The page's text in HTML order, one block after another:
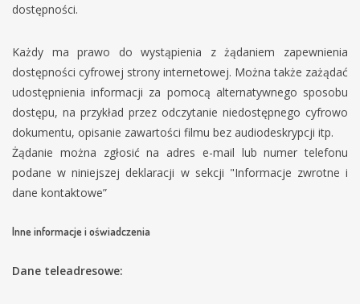
dostępności.
Każdy ma prawo do wystąpienia z żądaniem zapewnienia
dostępności cyfrowej strony internetowej. Można także zażądać
udostępnienia informacji za pomocą alternatywnego sposobu
dostępu, na przykład przez odczytanie niedostępnego cyfrowo
dokumentu, opisanie zawartości filmu bez audiodeskrypcji itp.
Żądanie można zgłosić na adres e-mail lub numer telefonu
podane w niniejszej deklaracji w sekcji "Informacje zwrotne i
dane kontaktowe”
Inne informacje i oświadczenia
Dane teleadresowe: